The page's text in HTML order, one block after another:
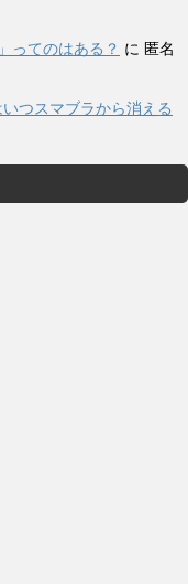
ってのはある？ に 匿名
つスマブラから消える